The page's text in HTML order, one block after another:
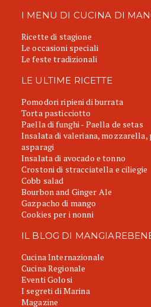
I MENU DI CUCINA DI
Ricette di stagione
Le occasioni speciali
Le feste tradizionali
LE ULTIME RICETTE
Pomodori ripieni di burrata
Torta pasticciotto
Paella di funghi - Paella de setas
Insalata di valeriana, mozzarella,
asparagi
Insalata di avocado e tonno
Crostoni di stracciatella e ciliegie
Cobb salad
Bourbon and Ginger Ale
Gazpacho di mango
Cookies per i nonni
IL BLOG DI
Cucina Internazionale
Cucina Regionale
Eventi Golosi
I segreti di Marina
Magazine